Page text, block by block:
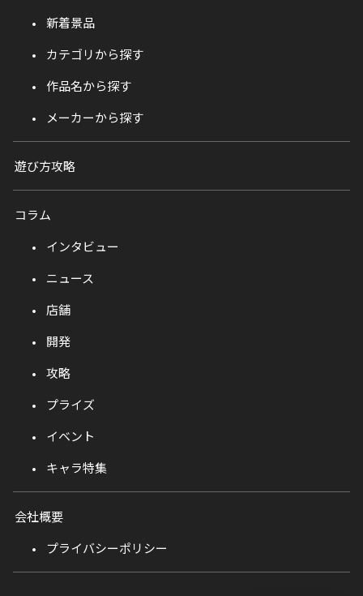
新着景品
カテゴリから探す
作品名から探す
メーカーから探す
遊び方攻略
コラム
インタビュー
ニュース
店舗
開発
攻略
プライズ
イベント
キャラ特集
会社概要
プライバシーポリシー